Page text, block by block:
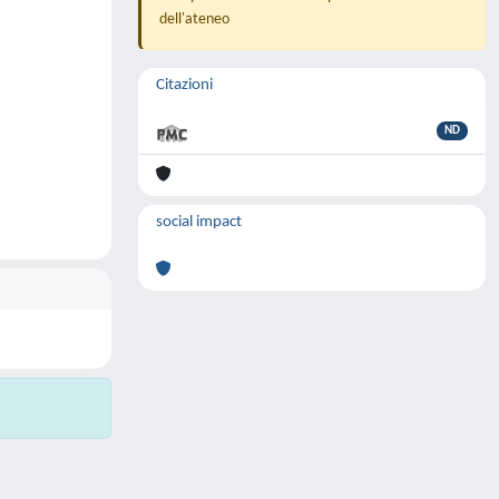
dell'ateneo
Citazioni
ND
social impact